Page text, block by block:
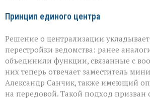
Принцип единого центра
Решение о централизации
перестройки ведомства: ранее
объединили функции, связанные с
них теперь отвечает заместитель
Александр Санчик, также имеющий
на передовой. Такой подход призван